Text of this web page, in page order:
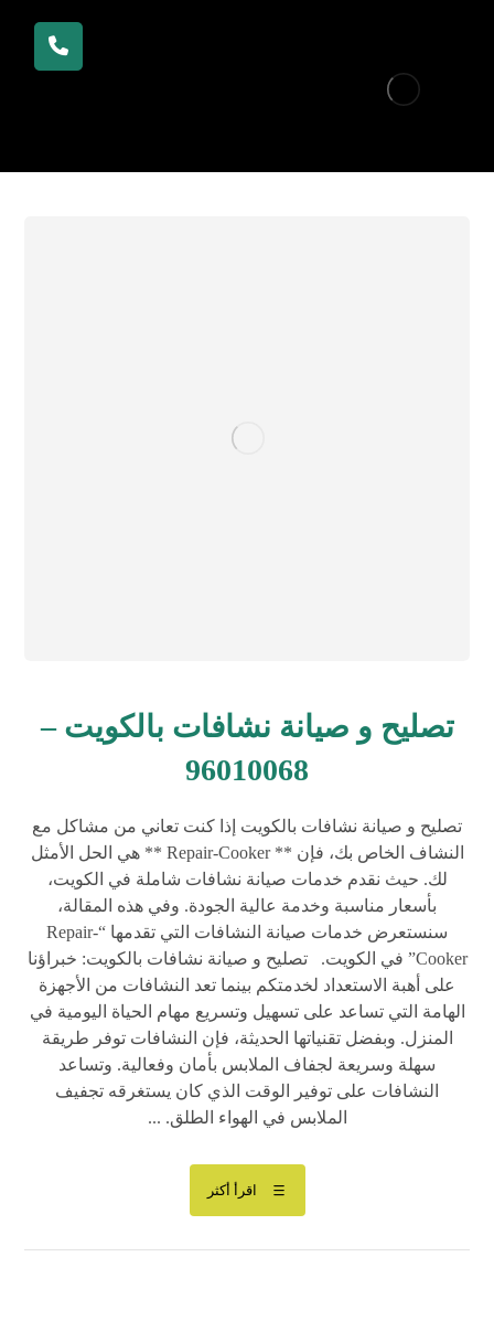
تصليح و صيانة نشافات بالكويت –
96010068
تصليح و صيانة نشافات بالكويت إذا كنت تعاني من مشاكل مع
النشاف الخاص بك، فإن ** Repair-Cooker ** هي الحل الأمثل
لك. حيث نقدم خدمات صيانة نشافات شاملة في الكويت،
بأسعار مناسبة وخدمة عالية الجودة. وفي هذه المقالة،
سنستعرض خدمات صيانة النشافات التي تقدمها “Repair-
Cooker” في الكويت. تصليح و صيانة نشافات بالكويت: خبراؤنا
على أهبة الاستعداد لخدمتكم بينما تعد النشافات من الأجهزة
الهامة التي تساعد على تسهيل وتسريع مهام الحياة اليومية في
المنزل. وبفضل تقنياتها الحديثة، فإن النشافات توفر طريقة
سهلة وسريعة لجفاف الملابس بأمان وفعالية. وتساعد
النشافات على توفير الوقت الذي كان يستغرقه تجفيف
الملابس في الهواء الطلق. ...
اقرأ أكثر